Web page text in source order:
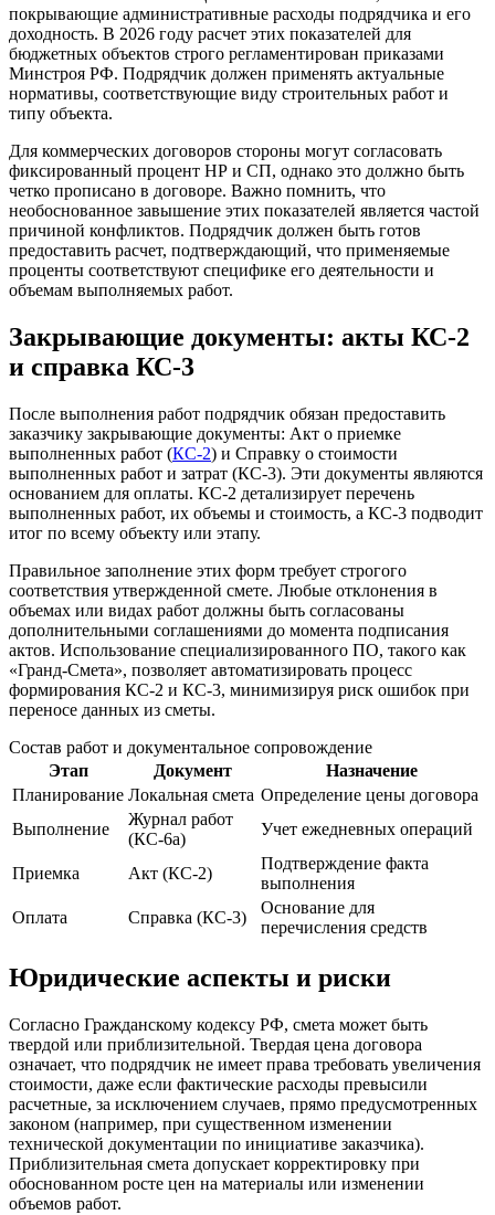
покрывающие административные расходы подрядчика и его
доходность. В 2026 году расчет этих показателей для
бюджетных объектов строго регламентирован приказами
Минстроя РФ. Подрядчик должен применять актуальные
нормативы, соответствующие виду строительных работ и
типу объекта.
Для коммерческих договоров стороны могут согласовать
фиксированный процент НР и СП, однако это должно быть
четко прописано в договоре. Важно помнить, что
необоснованное завышение этих показателей является частой
причиной конфликтов. Подрядчик должен быть готов
предоставить расчет, подтверждающий, что применяемые
проценты соответствуют специфике его деятельности и
объемам выполняемых работ.
Закрывающие документы: акты КС-2
и справка КС-3
После выполнения работ подрядчик обязан предоставить
заказчику закрывающие документы: Акт о приемке
выполненных работ (КС-2) и Справку о стоимости
выполненных работ и затрат (КС-3). Эти документы являются
основанием для оплаты. КС-2 детализирует перечень
выполненных работ, их объемы и стоимость, а КС-3 подводит
итог по всему объекту или этапу.
Правильное заполнение этих форм требует строгого
соответствия утвержденной смете. Любые отклонения в
объемах или видах работ должны быть согласованы
дополнительными соглашениями до момента подписания
актов. Использование специализированного ПО, такого как
«Гранд-Смета», позволяет автоматизировать процесс
формирования КС-2 и КС-3, минимизируя риск ошибок при
переносе данных из сметы.
Состав работ и документальное сопровождение
Этап
Документ
Назначение
Планирование Локальная смета Определение цены договора
Выполнение
Журнал работ
(КС-6а)
Учет ежедневных операций
Приемка Акт (КС-2)
Подтверждение факта
выполнения
Оплата
Справка (КС-3)
Основание для
перечисления средств
Юридические аспекты и риски
Согласно Гражданскому кодексу РФ, смета может быть
твердой или приблизительной. Твердая цена договора
означает, что подрядчик не имеет права требовать увеличения
стоимости, даже если фактические расходы превысили
расчетные, за исключением случаев, прямо предусмотренных
законом (например, при существенном изменении
технической документации по инициативе заказчика).
Приблизительная смета допускает корректировку при
обоснованном росте цен на материалы или изменении
объемов работ.